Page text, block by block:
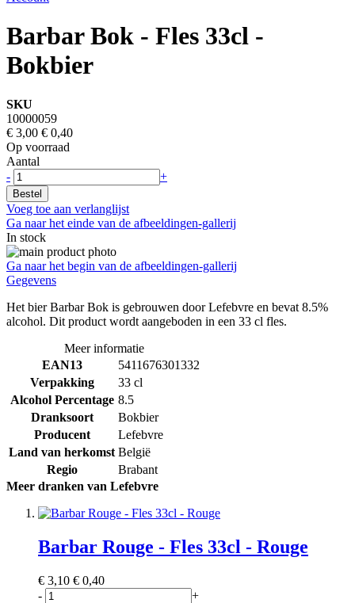
Barbar Bok - Fles 33cl -
Bokbier
SKU
10000059
€ 3,00 € 0,40
Op voorraad
Aantal
-
+
Bestel
Voeg toe aan verlanglijst
Ga naar het einde van de afbeeldingen-gallerij
In stock
Ga naar het begin van de afbeeldingen-gallerij
Gegevens
Het bier Barbar Bok is gebrouwen door Lefebvre en bevat 8.5%
alcohol. Dit product wordt aangeboden in een 33 cl fles.
Meer informatie
EAN13
5411676301332
Verpakking
33 cl
Alcohol Percentage 8.5
Dranksoort
Bokbier
Producent
Lefebvre
Land van herkomst België
Regio
Brabant
Meer dranken van Lefebvre
Barbar Rouge - Fles 33cl - Rouge
€ 3,10 € 0,40
-
+